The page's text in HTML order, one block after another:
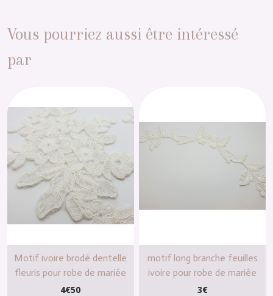
Vous pourriez aussi être intéressé
par
Motif ivoire brodé dentelle
fleuris pour robe de mariée
4€50
motif long branche feuilles
ivoire pour robe de mariée
3€